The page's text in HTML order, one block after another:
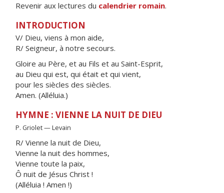
Revenir aux lectures du calendrier romain.
INTRODUCTION
V/ Dieu, viens à mon aide,
R/ Seigneur, à notre secours.
Gloire au Père, et au Fils et au Saint-Esprit,
au Dieu qui est, qui était et qui vient,
pour les siècles des siècles.
Amen. (Alléluia.)
HYMNE : VIENNE LA NUIT DE DIEU
P. Griolet — Levain
R/ Vienne la nuit de Dieu,
Vienne la nuit des hommes,
Vienne toute la paix,
Ô nuit de Jésus Christ !
(Alléluia ! Amen !)